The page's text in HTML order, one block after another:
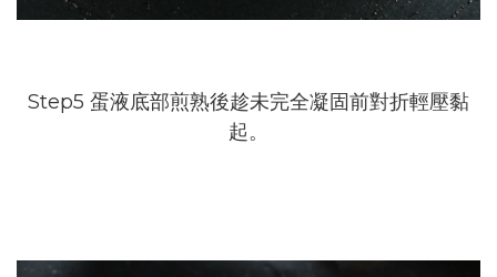
Step5 蛋液底部煎熟後趁未完全凝固前對折輕壓黏
起。